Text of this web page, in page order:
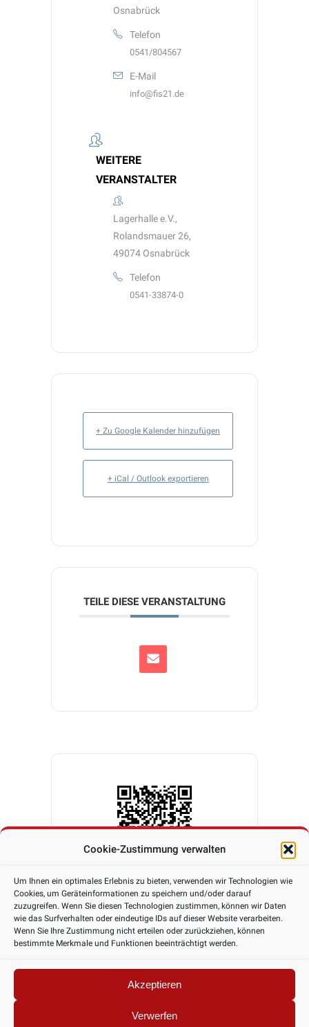
Cookie-Zustimmung verwalten
Um Ihnen ein optimales Erlebnis zu bieten, verwenden wir Technologien wie
Cookies, um Geräteinformationen zu speichern und/oder darauf
zuzugreifen. Wenn Sie diesen Technologien zustimmen, können wir Daten
wie das Surfverhalten oder eindeutige IDs auf dieser Website verarbeiten.
Wenn Sie Ihre Zustimmung nicht erteilen oder zurückziehen, können
bestimmte Merkmale und Funktionen beeinträchtigt werden.
Akzeptieren
Verwerfen
Osnabrück
Telefon
0541/804567
E-Mail
info@fis21.de
WEITERE
VERANSTALTER
Lagerhalle e.V.,
Rolandsmauer 26,
49074 Osnabrück
Telefon
0541-33874-0
+ Zu Google Kalender hinzufügen
+ iCal / Outlook exportieren
TEILE DIESE VERANSTALTUNG